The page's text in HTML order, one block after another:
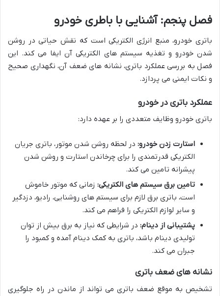
فصل پنجم: آشنایی با باطری خودرو
باتری خودرو، منبع انرژی الکتریکی است که نقش حیاتی در روشن
شدن خودرو و تغذیه سیستم های الکتریکی آن ایفا می کند. این
فصل به بررسی عملکرد باتری، نشانه های ضعف آن، نگهداری صحیح
و نکات ایمنی می پردازد.
عملکرد باتری در خودرو
باتری خودرو وظایف متعددی را بر عهده دارد:
استارت زدن خودرو: در لحظه روشن شدن موتور، باتری جریان
الکتریکی قدرتمندی را برای چرخاندن استارت و روشن شدن
پیشرانه تامین می کند.
تامین برق سیستم های الکتریکی: زمانی که موتور خاموش
است، باتری برق لازم برای سیستم های روشنایی، رادیو، دزدگیر
و سایر لوازم الکتریکی را فراهم می کند.
پشتیبانی از دینام: در شرایطی که نیاز به برق بیش از توان
تولیدی دینام باشد، باتری به کمک دینام آمده و کمبود را
جبران می کند.
نشانه های ضعف باتری
تشخیص به موقع ضعف باتری می تواند از ماندن در راه جلوگیری